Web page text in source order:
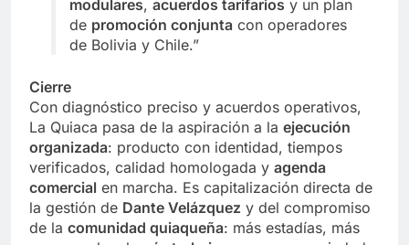
modulares, acuerdos tarifarios y un plan
de promoción conjunta con operadores
de Bolivia y Chile.”
Cierre
Con diagnóstico preciso y acuerdos operativos,
La Quiaca pasa de la aspiración a la ejecución
organizada: producto con identidad, tiempos
verificados, calidad homologada y agenda
comercial en marcha. Es capitalización directa de
la gestión de Dante Velázquez y del compromiso
de la comunidad quiaqueña: más estadías, más